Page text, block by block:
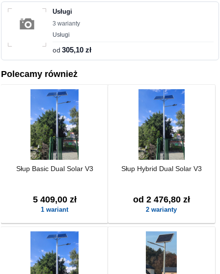
Usługi
3 warianty
Usługi
od305,10 zł
Polecamy również
Słup Basic Dual Solar V3
5 409,00 zł
1 wariant
Słup Hybrid Dual Solar V3
od 2 476,80 zł
2 warianty